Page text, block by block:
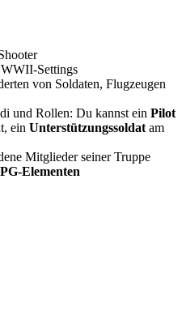
Settings
von Soldaten, Flugzeugen
und Rollen: Du kannst ein Pilot
ein Unterstützungssoldat am
Mitglieder seiner Truppe
Elementen